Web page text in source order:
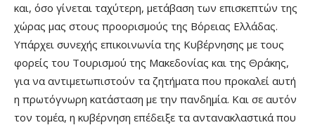
και, όσο γίνεται ταχύτερη, μετάβαση των επισκεπτών της
χώρας μας στους προορισμούς της Βόρειας Ελλάδας.
Υπάρχει συνεχής επικοινωνία της Κυβέρνησης με τους
φορείς του Τουρισμού της Μακεδονίας και της Θράκης,
για να αντιμετωπιστούν τα ζητήματα που προκαλεί αυτή
η πρωτόγνωρη κατάσταση με την πανδημία. Και σε αυτόν
τον τομέα, η κυβέρνηση επέδειξε τα αντανακλαστικά που